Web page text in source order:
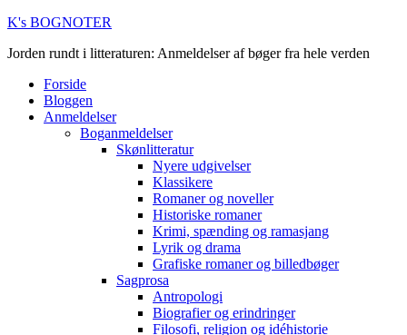
K's BOGNOTER
Jorden rundt i litteraturen: Anmeldelser af bøger fra hele verden
Forside
Bloggen
Anmeldelser
Boganmeldelser
Skønlitteratur
Nyere udgivelser
Klassikere
Romaner og noveller
Historiske romaner
Krimi, spænding og ramasjang
Lyrik og drama
Grafiske romaner og billedbøger
Sagprosa
Antropologi
Biografier og erindringer
Filosofi, religion og idéhistorie